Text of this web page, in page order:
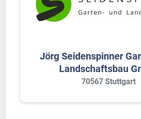
Jörg Seidenspinner
Landschaftsbau
70567 Stuttgart